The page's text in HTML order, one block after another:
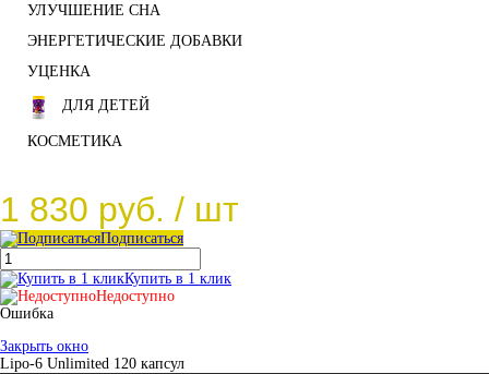
УЛУЧШЕНИЕ СНА
ЭНЕРГЕТИЧЕСКИЕ ДОБАВКИ
УЦЕНКА
ДЛЯ ДЕТЕЙ
КОСМЕТИКА
1 830 руб. / шт
Подписаться
Купить в 1 клик
Недоступно
Ошибка
Закрыть окно
Lipo-6 Unlimited 120 капсул